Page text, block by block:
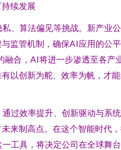
续发展
、算法偏见等挑战。新产业
监管机制，确保AI应用的公
融合，AI将进一步渗透至各产
以创新为舵、效率为帆，才
过效率提升、创新驱动与系
来制高点。在这个智能时代
工具，将决定公司在全球舞